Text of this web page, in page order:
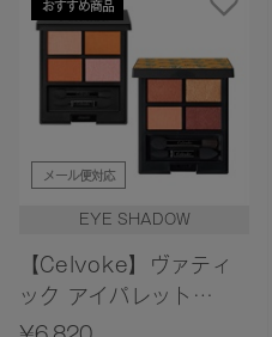
おすすめ商品
メール便対応
EYE SHADOW
【Celvoke】ヴァティ
ック アイパレット
［12,EX14］